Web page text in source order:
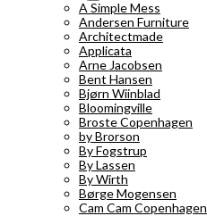
A Simple Mess
Andersen Furniture
Architectmade
Applicata
Arne Jacobsen
Bent Hansen
Bjørn Wiinblad
Bloomingville
Broste Copenhagen
by Brorson
By Fogstrup
By Lassen
By Wirth
Børge Mogensen
Cam Cam Copenhagen